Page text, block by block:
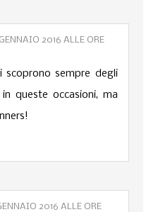
2016 ALLE ORE
scoprono sempre degli
queste occasioni, ma
2016 ALLE ORE